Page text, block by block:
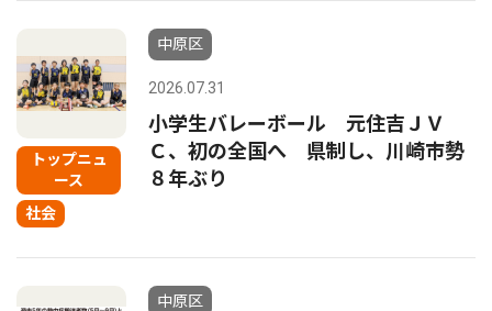
トップニュ
ース
社会
中原区
2026.07.31
小学生バレーボール 元住吉ＪＶ
Ｃ、初の全国へ 県制し、川崎市勢
８年ぶり
中原区